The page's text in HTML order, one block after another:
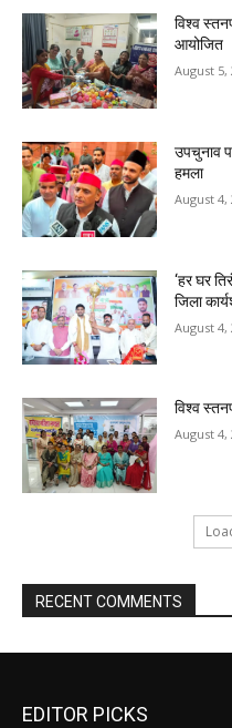
विश्व
आयोजित
August 5,
उपचुनाव
हमला
August 4,
‘हर घर
जिला
August 4,
विश्व
August 4,
RECENT COMMENTS
EDITOR PICKS